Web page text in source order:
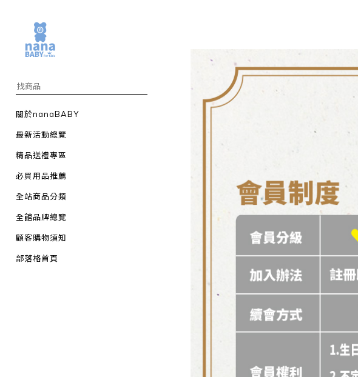
關於nanaBABY
最新活動總覽
精品送禮專區
必買用品推薦
全站商品分類
全館品牌總覽
顧客購物須知
部落格首頁